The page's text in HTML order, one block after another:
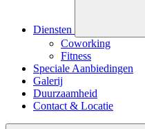
Diensten
Coworking
Fitness
Speciale Aanbiedingen
Galerij
Duurzaamheid
Contact & Locatie